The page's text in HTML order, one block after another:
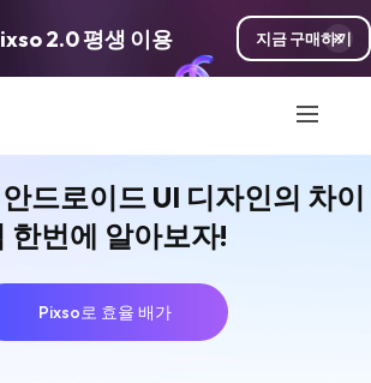
2.0 평생 이용 지금 구매하기
드로이드 UI 디자인의 차이
한번에 알아보자!
Pixso로 효율 배가